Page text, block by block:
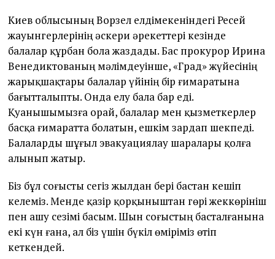
Киев облысының Ворзел елдімекеніндегі Ресей
жауынгерлерінің әскери әрекеттері кезінде
балалар құрбан бола жаздады. Бас прокурор Ирина
Венедиктованың мәлімдеуінше, «Град» жүйесінің
жарықшақтары балалар үйінің бір ғимаратына
бағытталыпты. Онда елу бала бар еді.
Қуанышымызға орай, балалар мен қызметкерлер
басқа ғимаратта болатын, ешкім зардап шекпеді.
Балаларды шұғыл эвакуациялау шаралары қолға
алынып жатыр.
Біз бұл соғысты сегіз жылдан бері бастан кешіп
келеміз. Менде қазір қорқыныштан гөрі жеккөрініш
пен ашу сезімі басым. Шын соғыстың басталғанына
екі күн ғана, ал біз үшін бүкіл өміріміз өтіп
кеткендей.